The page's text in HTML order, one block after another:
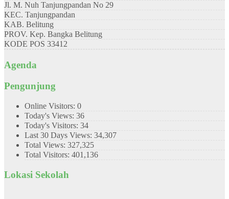
Jl. M. Nuh Tanjungpandan No 29
KEC. Tanjungpandan
KAB. Belitung
PROV. Kep. Bangka Belitung
KODE POS 33412
Agenda
Pengunjung
Online Visitors: 0
Today's Views: 36
Today's Visitors: 34
Last 30 Days Views: 34,307
Total Views: 327,325
Total Visitors: 401,136
Lokasi Sekolah